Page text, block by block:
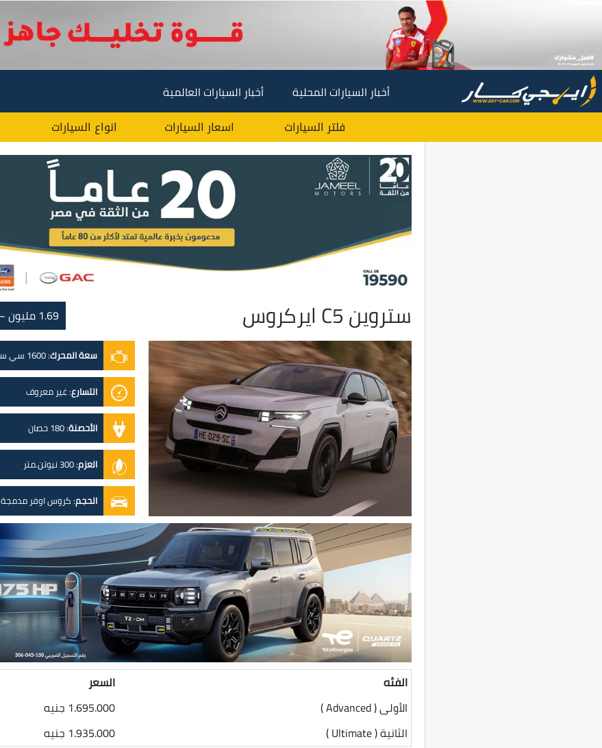
أخبار السيارات المحلية أخبار السيارات العالمية
فلتر السيارات اسعار السيارات انواع السيارات
ستروين C5 ايركروس 1.69 مليون ~ 1.93 مليون
سعة المحرك:1600 سي سي تيربو
التسارع:غير معروف
الأحصنة:180 حصان
العزم:300 نيوتن.متر
الحجم:كروس اوفر مدمجة
الفئه
السعر
الأولى ( Advanced )
1.695.000 جنيه
الثانية ( Ultimate )
1.935.000 جنيه